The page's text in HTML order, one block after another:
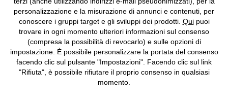
©2026 bonprix.Tutti i diritti riservati.
bonprix S.r.l. con socio unico, sede legale: via Adua 33 - 13855
Valdengo (BI) C.F. 01510910027 - P.I. 01939830020, Reg. Imprese di
Biella n. 01510910027, R.E.A. BI - 171345, N. Reg. Pile:
IT09060P00000858, N. Reg. AEE: IT08020000002105 Capitale
Sociale: euro 1.000.000 i.v, Società soggetta all'attività di direzione
e coordinamento di bonprix Beteiligungs -Verwaltungsgesellschaft
personalizzazione e la misurazione di annunci e contenuti, per
conoscere i gruppi target e gli sviluppi dei prodotti. Quipuoi
trovare in ogni momento ulteriori informazioni sul consenso
(compresa la possibilità di revocarlo) e sulle opzioni di
impostazione. È possibile personalizzare la portata del consenso
facendo clic sul pulsante "Impostazioni". Facendo clic sul link
"Rifiuta", è possibile rifiutare il proprio consenso in qualsiasi
momento.